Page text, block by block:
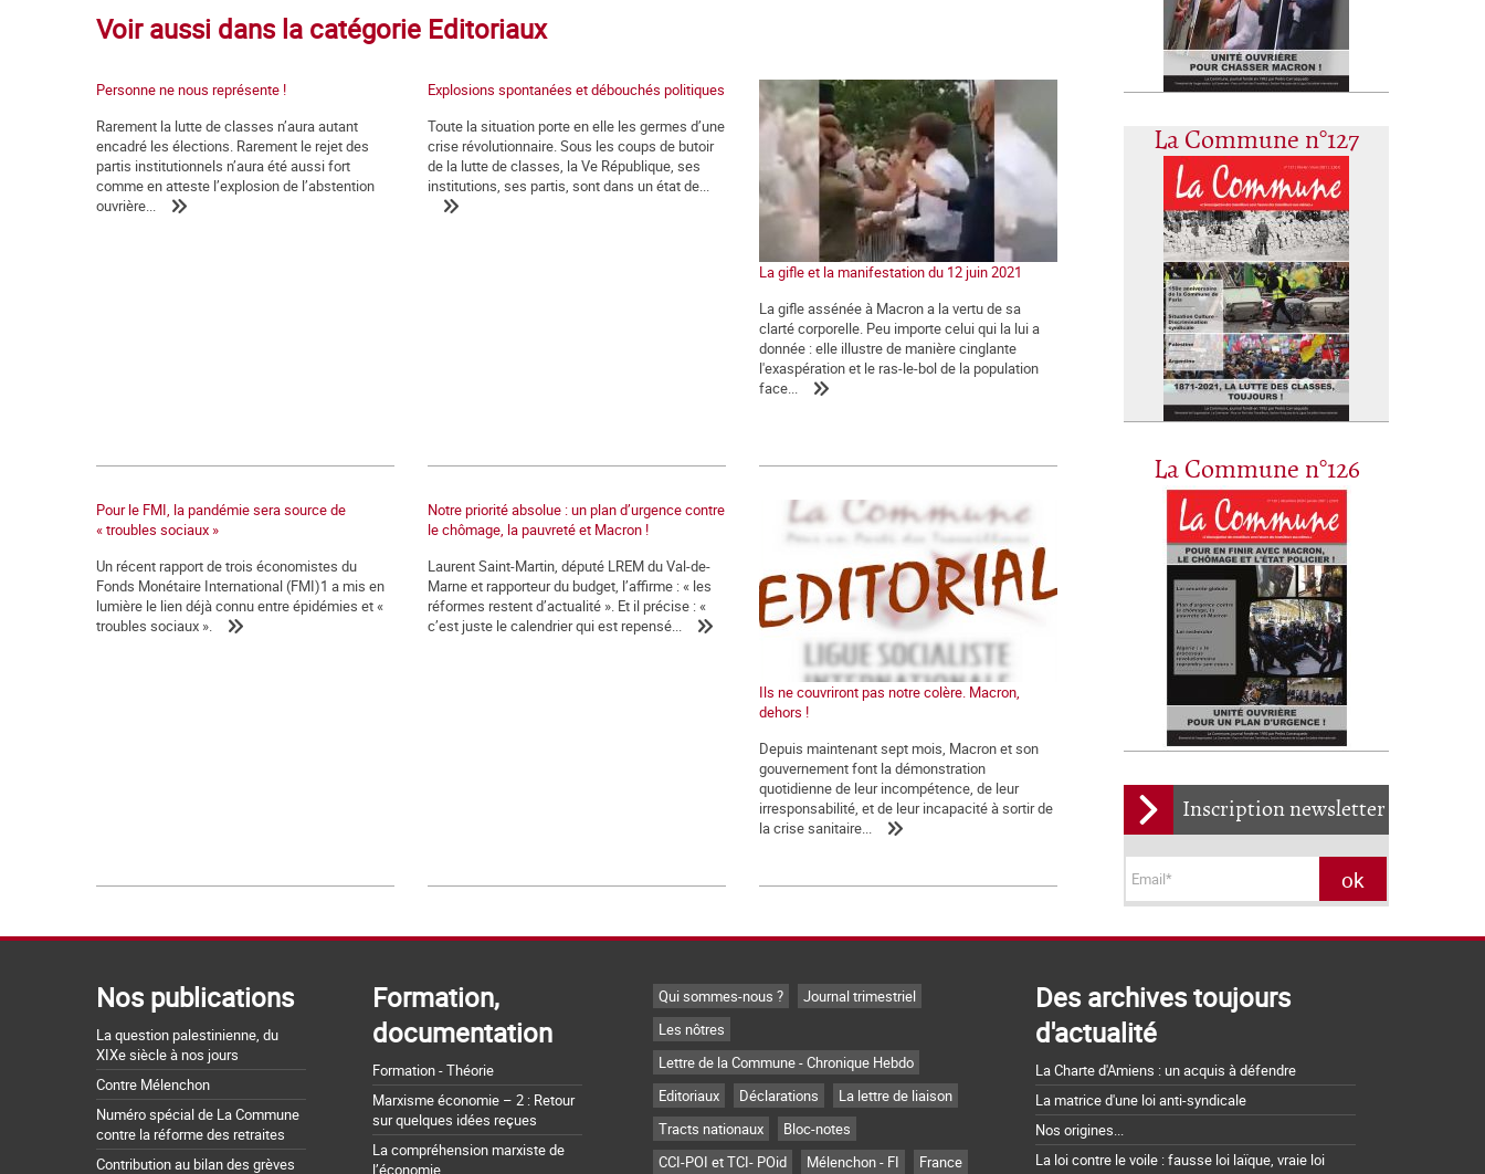
La Commune n°127
La Commune n°126
Inscription newsletter
Voir aussi dans la catégorie Editoriaux
Personne ne nous représente !
Rarement la lutte de classes n’aura autant
encadré les élections. Rarement le rejet des
partis institutionnels n’aura été aussi fort
comme en atteste l’explosion de l’abstention
ouvrière...
Explosions spontanées et débouchés politiques
Toute la situation porte en elle les germes d’une
crise révolutionnaire. Sous les coups de butoir
de la lutte de classes, la Ve République, ses
institutions, ses partis, sont dans un état de...
La gifle et la manifestation du 12 juin 2021
La gifle assénée à Macron a la vertu de sa
clarté corporelle. Peu importe celui qui la lui a
donnée : elle illustre de manière cinglante
l'exaspération et le ras-le-bol de la population
face...
Pour le FMI, la pandémie sera source de
« troubles sociaux »
Un récent rapport de trois économistes du
Fonds Monétaire International (FMI)1 a mis en
lumière le lien déjà connu entre épidémies et «
troubles sociaux ».
Notre priorité absolue : un plan d’urgence contre
le chômage, la pauvreté et Macron !
Laurent Saint-Martin, député LREM du Val-de-
Marne et rapporteur du budget, l’affirme : « les
réformes restent d’actualité ». Et il précise : «
c’est juste le calendrier qui est repensé...
Ils ne couvriront pas notre colère. Macron,
dehors !
Depuis maintenant sept mois, Macron et son
gouvernement font la démonstration
quotidienne de leur incompétence, de leur
irresponsabilité, et de leur incapacité à sortir de
la crise sanitaire...
Nos publications
La question palestinienne, du
XIXe siècle à nos jours
Contre Mélenchon
Numéro spécial de La Commune
contre la réforme des retraites
Contribution au bilan des grèves
Formation,
documentation
Formation - Théorie
Marxisme économie – 2 : Retour
sur quelques idées reçues
La compréhension marxiste de
l’économie
Qui sommes-nous ?
Journal trimestriel
Les nôtres
Lettre de la Commune - Chronique Hebdo
Editoriaux
Déclarations
La lettre de liaison
Tracts nationaux
Bloc-notes
CCI-POI et TCI- POid
Mélenchon - FI France
Des archives toujours
d'actualité
La Charte d'Amiens : un acquis à défendre
La matrice d'une loi anti-syndicale
Nos origines...
La loi contre le voile : fausse loi laïque, vraie loi